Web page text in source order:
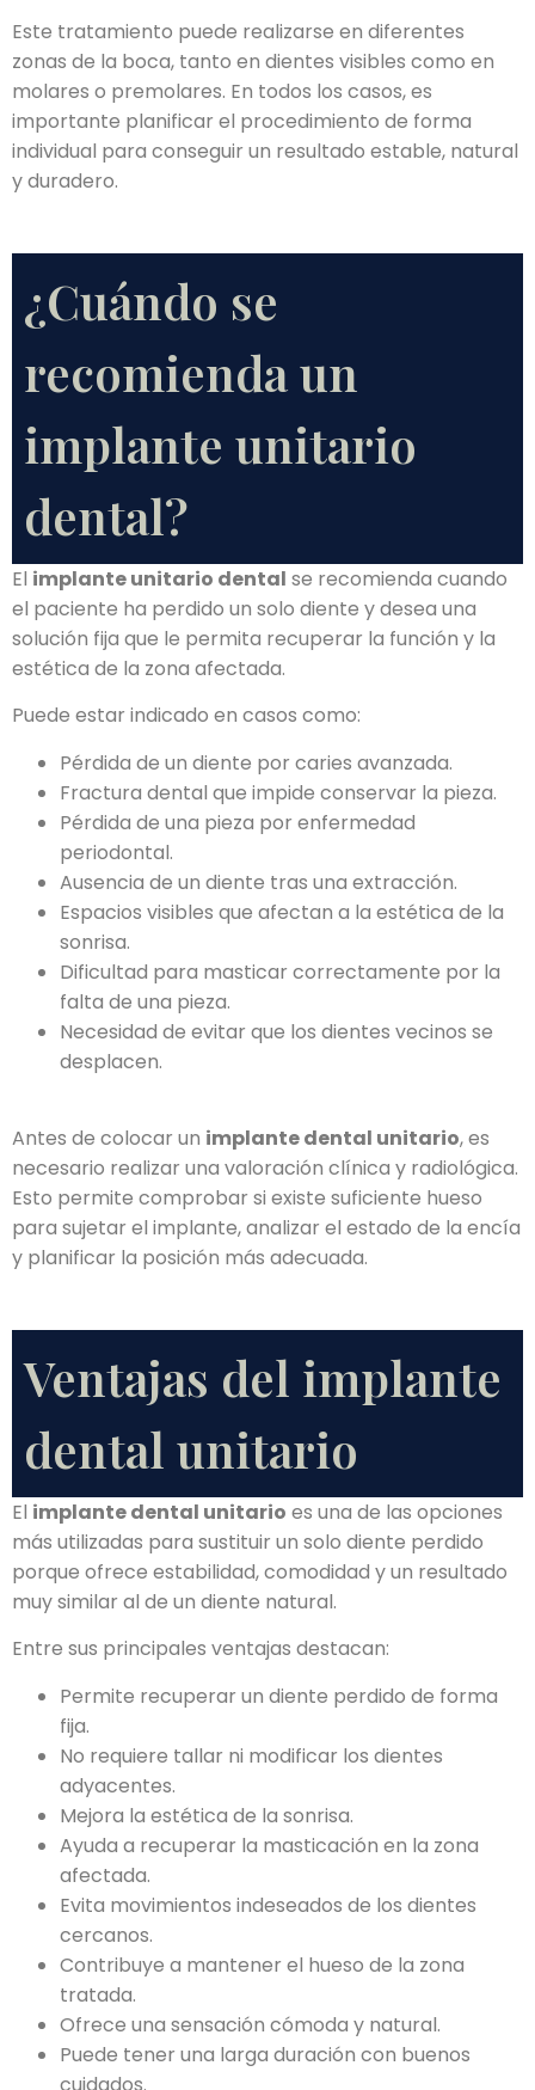
Este tratamiento puede realizarse en diferentes
zonas de la boca, tanto en dientes visibles como en
molares o premolares. En todos los casos, es
importante planificar el procedimiento de forma
individual para conseguir un resultado estable, natural
y duradero.
¿Cuándo se
recomienda un
implante unitario
dental?
El implante unitario dental se recomienda cuando
el paciente ha perdido un solo diente y desea una
solución fija que le permita recuperar la función y la
estética de la zona afectada.
Puede estar indicado en casos como:
Pérdida de un diente por caries avanzada.
Fractura dental que impide conservar la pieza.
Pérdida de una pieza por enfermedad
periodontal.
Ausencia de un diente tras una extracción.
Espacios visibles que afectan a la estética de la
sonrisa.
Dificultad para masticar correctamente por la
falta de una pieza.
Necesidad de evitar que los dientes vecinos se
desplacen.
Antes de colocar un implante dental unitario, es
necesario realizar una valoración clínica y radiológica.
Esto permite comprobar si existe suficiente hueso
para sujetar el implante, analizar el estado de la encía
y planificar la posición más adecuada.
Ventajas del implante
dental unitario
El implante dental unitario es una de las opciones
más utilizadas para sustituir un solo diente perdido
porque ofrece estabilidad, comodidad y un resultado
muy similar al de un diente natural.
Entre sus principales ventajas destacan:
Permite recuperar un diente perdido de forma
fija.
No requiere tallar ni modificar los dientes
adyacentes.
Mejora la estética de la sonrisa.
Ayuda a recuperar la masticación en la zona
afectada.
Evita movimientos indeseados de los dientes
cercanos.
Contribuye a mantener el hueso de la zona
tratada.
Ofrece una sensación cómoda y natural.
Puede tener una larga duración con buenos
cuidados.